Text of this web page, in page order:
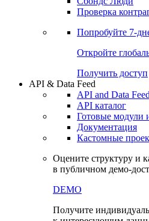
Сохраненные
Чат
Проверка
Попробуйте7-
Откройте
Получить доступ
API & Data Feed
API and Data
Готовые модули
Документация
в публичном демо-